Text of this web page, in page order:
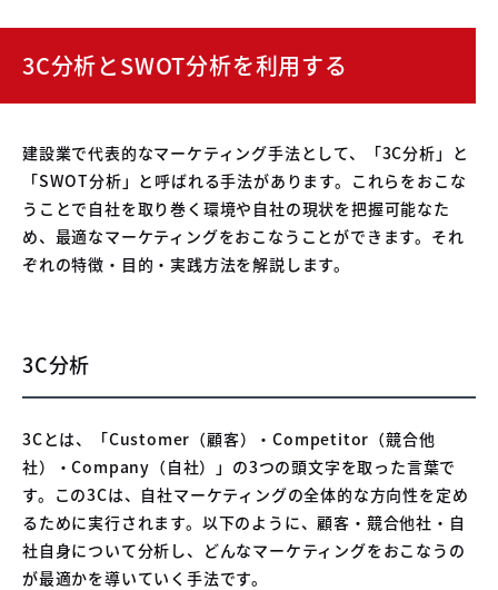
3C分析とSWOT分析を利用する
建設業で代表的なマーケティング手法として、「3C分析」と
「SWOT分析」と呼ばれる手法があります。これらをおこな
うことで自社を取り巻く環境や自社の現状を把握可能なた
め、最適なマーケティングをおこなうことができます。それ
ぞれの特徴・目的・実践方法を解説します。
3C分析
3Cとは、「Customer（顧客）・Competitor（競合他
社）・Company（自社）」の3つの頭文字を取った言葉で
す。この3Cは、自社マーケティングの全体的な方向性を定め
るために実行されます。以下のように、顧客・競合他社・自
社自身について分析し、どんなマーケティングをおこなうの
が最適かを導いていく手法です。